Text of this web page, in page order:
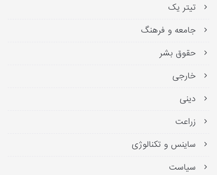
تیتر یک
جامعه و فرهنگ
حقوق بشر
خارجی
دینی
زراعت
ساینس و تکنالوژی
سیاست